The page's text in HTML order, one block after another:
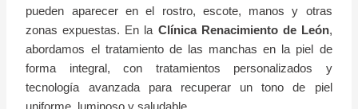
pueden aparecer en el rostro, escote, manos y otras
zonas expuestas. En la Clínica Renacimiento de León,
abordamos el tratamiento de las manchas en la piel de
forma integral, con tratamientos personalizados y
tecnología avanzada para recuperar un tono de piel
uniforme, luminoso y saludable.